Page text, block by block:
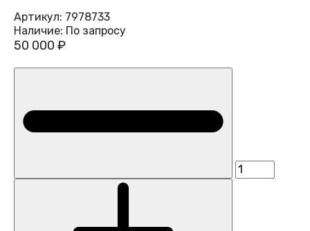
Артикул: 7978733
Наличие: По запросу
50 000 ₽